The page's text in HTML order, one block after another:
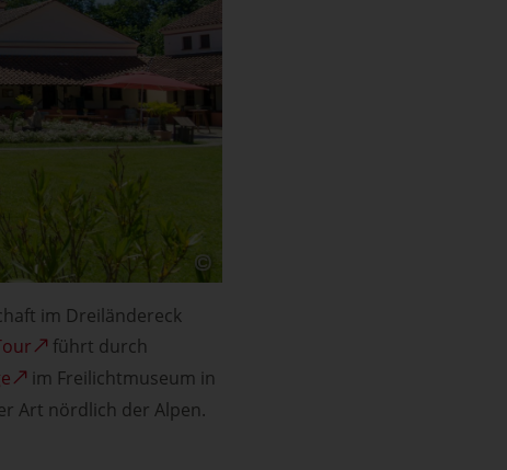
im Dreiländereck
führt durch
im Freilichtmuseum in
Art nördlich der Alpen.